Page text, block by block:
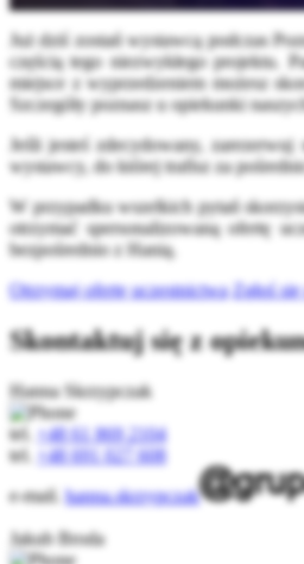
Już dziś zostań wystawcą podczas
częścią tego niezwykłego projektu.
miejsce z wyprzedzeniem możesz
Szczegóły poznasz u opiekunki
Jeśli jesteś zdecydowany,
wystawcy, do której trafisz za
W przypadku wszelkich pytań
otrzymać spersonalizowaną ofertę
bezpośrednio z Hanią.
Otrzymaj ofertę uczestnictwa Zgłoś
Skontaktuj się z
Hanna Skrzypczak
tel.
+48 61 869 2104
tel.
+48 691 027 608
e-mail. hanna.skrzypczak
Jakub Broda